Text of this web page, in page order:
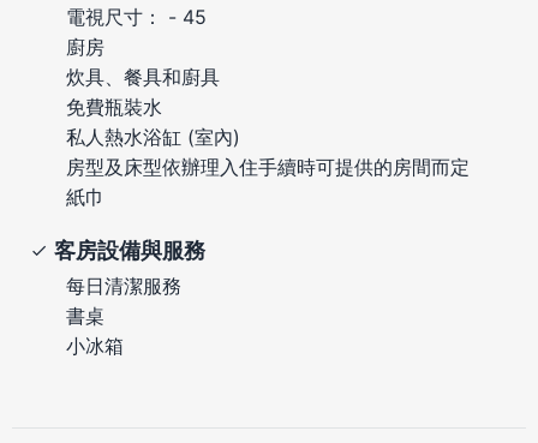
電視尺寸： - 45
廚房
炊具、餐具和廚具
免費瓶裝水
私人熱水浴缸 (室內)
房型及床型依辦理入住手續時可提供的房間而定
紙巾
客房設備與服務
每日清潔服務
書桌
小冰箱